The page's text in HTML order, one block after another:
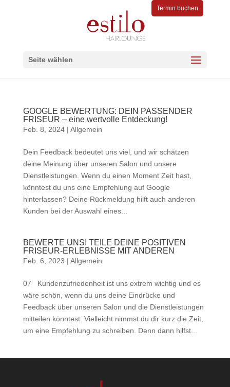
Termin buchen
Seite wählen
GOOGLE BEWERTUNG: DEIN PASSENDER
FRISEUR – eine wertvolle Entdeckung!
Feb. 8, 2024| Allgemein
Dein Feedback bedeutet uns viel, und wir schätzen
deine Meinung über unseren Salon und unsere
Dienstleistungen. Wenn du einen Moment Zeit hast,
könntest du uns eine Empfehlung auf Google
hinterlassen? Deine Rückmeldung hilft auch anderen
Kunden bei der Auswahl eines...
BEWERTE UNS! TEILE DEINE POSITIVEN
FRISEUR-ERLEBNISSE MIT ANDEREN
Feb. 6, 2023 | Allgemein
07 Kundenzufriedenheit ist uns extrem wichtig und es
wäre schön, wenn du uns deine Eindrücke und
Feedback über unseren Salon und die Dienstleistungen
mitteilen könntest. Vielleicht nimmst du dir kurz die Zeit,
um eine Empfehlung zu schreiben. Denn dann hilfst...